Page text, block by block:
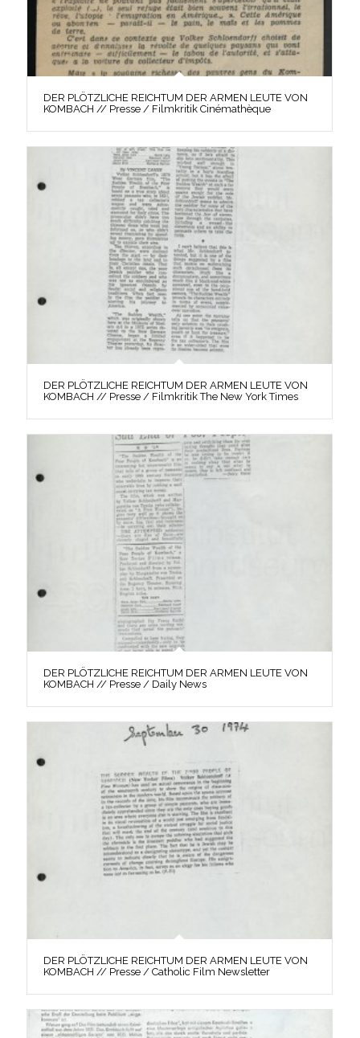
DER PLÖTZLICHE REICHTUM DER ARMEN LEUTE VON
KOMBACH // Presse / Filmkritik Cinémathèque
DER PLÖTZLICHE REICHTUM DER ARMEN LEUTE VON
KOMBACH // Presse / Filmkritik The New York Times
DER PLÖTZLICHE REICHTUM DER ARMEN LEUTE VON
KOMBACH // Presse / Daily News
DER PLÖTZLICHE REICHTUM DER ARMEN LEUTE VON
KOMBACH // Presse / Catholic Film Newsletter